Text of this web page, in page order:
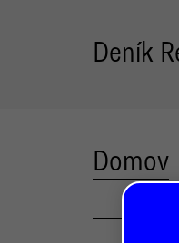
Deník
Domov